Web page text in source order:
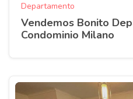
Departamento
Vendemos Bonito
Condominio Milano